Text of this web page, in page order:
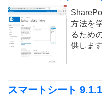
方法を
るため
供します
スマートシート 9.1.1